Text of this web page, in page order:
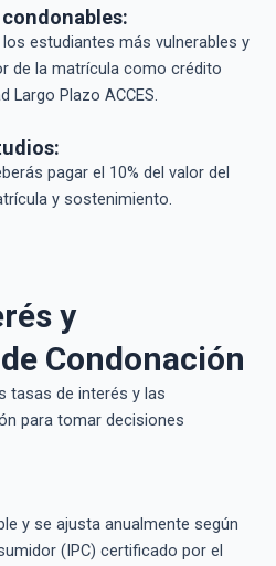
estudiantes más vulnerables y
de la matrícula como crédito
Largo Plazo ACCES.
pagar el 10% del valor del
y sostenimiento.
y
Condonación
tasas de interés y las
para tomar decisiones
y se ajusta anualmente según
(IPC) certificado por el